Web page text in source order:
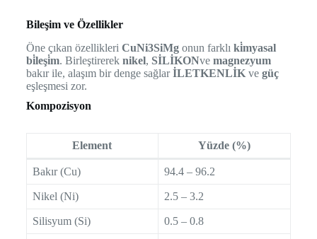
Bileşim ve Özellikler
Öne çıkan özellikleri CuNi3SiMgonun farklı ki̇myasal
bi̇leşi̇m. Birleştirerek nikel, SİLİKONve magnezyum
bakır ile, alaşım bir denge sağlarİLETKENLİKve güç
eşleşmesi zor.
Kompozisyon
Element Yüzde (%)
Bakır (Cu) 94.4 – 96.2
Nikel (Ni) 2.5 – 3.2
Silisyum (Si) 0.5 – 0.8